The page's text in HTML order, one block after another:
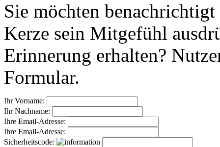
Sie möchten
Kerze sein Mitgefühl
Erinnerung erhalten?
Formular.
Ihr Vorname:
Ihr Nachname:
Ihre Email-Adresse:
Ihre Email-Adresse:
Sicherheitscode: